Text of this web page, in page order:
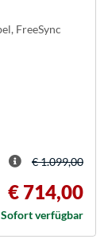
FreeSync
€ 1.099,00
€ 714,00
Sofort verfügbar